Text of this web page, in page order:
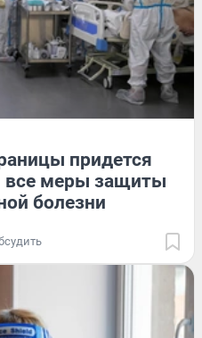
придется
все меры защиты
болезни